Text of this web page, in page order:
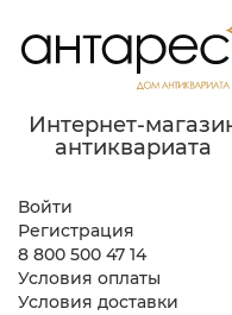
Интернет-
антиквариата
Войти
Регистрация
8 800 500 47 14
Условия оплаты
Условия доставки